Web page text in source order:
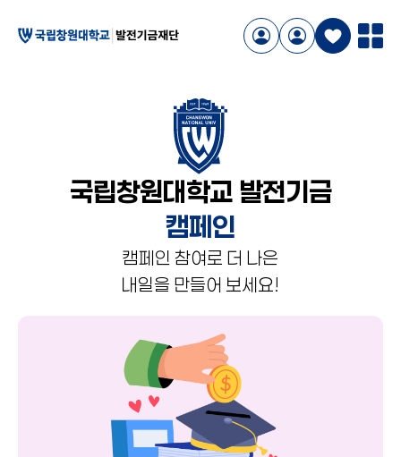
국립창원대학교 발전기금
캠페인
캠페인 참여로 더 나은
내일을 만들어 보세요!